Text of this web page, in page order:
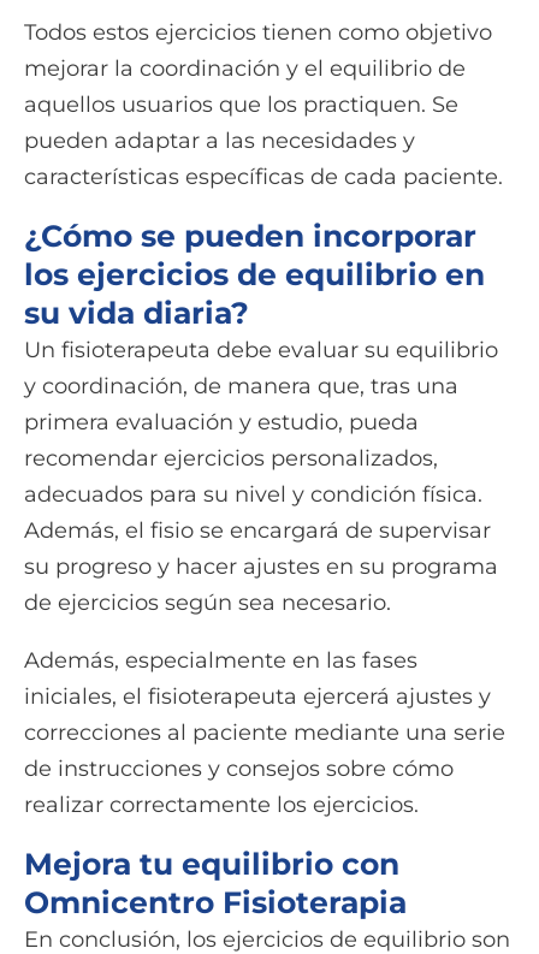
Todos estos ejercicios tienen como objetivo
mejorar la coordinación y el equilibrio de
aquellos usuarios que los practiquen. Se
pueden adaptar a las necesidades y
características específicas de cada paciente.
¿Cómo se pueden incorporar
los ejercicios de equilibrio en
su vida diaria?
Un fisioterapeuta debe evaluar su equilibrio
y coordinación, de manera que, tras una
primera evaluación y estudio, pueda
recomendar ejercicios personalizados,
adecuados para su nivel y condición física.
Además, el fisio se encargará de supervisar
su progreso y hacer ajustes en su programa
de ejercicios según sea necesario.
Además, especialmente en las fases
iniciales, el fisioterapeuta ejercerá ajustes y
correcciones al paciente mediante una serie
de instrucciones y consejos sobre cómo
realizar correctamente los ejercicios.
Mejora tu equilibrio con
Omnicentro Fisioterapia
En conclusión, los ejercicios de equilibrio son